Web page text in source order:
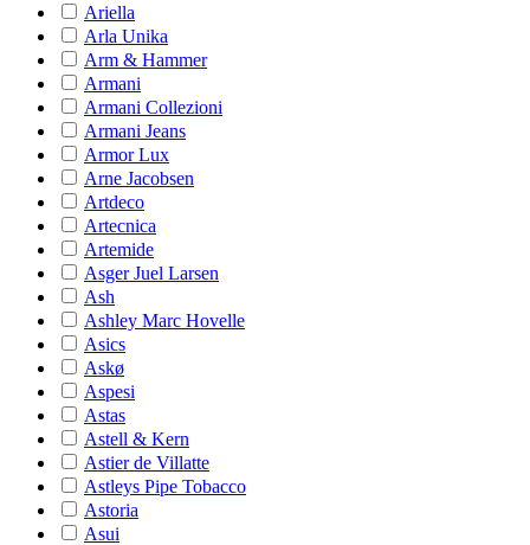
Ariella
Arla Unika
Arm & Hammer
Armani
Armani Collezioni
Armani Jeans
Armor Lux
Arne Jacobsen
Artdeco
Artecnica
Artemide
Asger Juel Larsen
Ash
Ashley Marc Hovelle
Asics
Askø
Aspesi
Astas
Astell & Kern
Astier de Villatte
Astleys Pipe Tobacco
Astoria
Asui